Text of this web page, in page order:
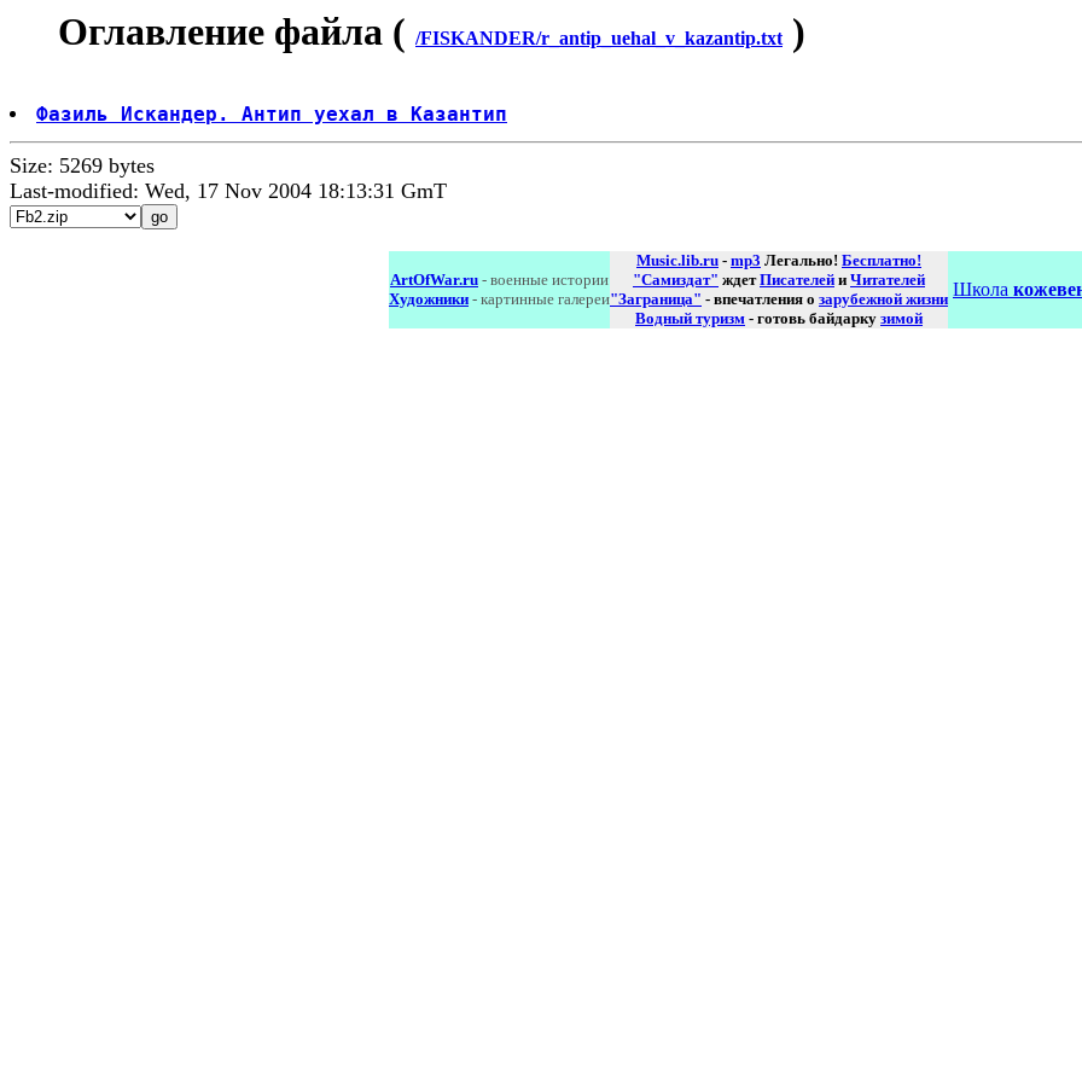
Оглавление файла ( /FISKANDER/r_antip_uehal_v_kazantip.txt )
Фазиль Искандер. Антип уехал в Казантип
Size: 5269 bytes
Last-modified: Wed, 17 Nov 2004 18:13:31 GmT
ArtOfWar.ru - военные истории
Художники - картинные галереи
Music.lib.ru - mp3 Легально! Бесплатно!
"Самиздат" ждетПисателей и Читателей
"Заграница" - впечатления о зарубежной жизни
Водный туризм - готовь байдарку зимой
Школа